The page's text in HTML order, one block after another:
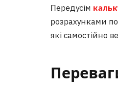
Передусім
розрахунками
які самостійно